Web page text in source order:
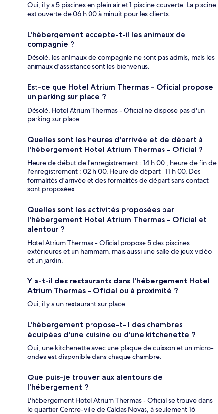
Oui, il y a 5 piscines en plein air et 1 piscine couverte. La piscine
est ouverte de 06 h 00 à minuit pour les clients.
L'hébergement accepte-t-il les animaux de
compagnie ?
Désolé, les animaux de compagnie ne sont pas admis, mais les
animaux d'assistance sont les bienvenus.
Est-ce que Hotel Atrium Thermas - Oficial propose
un parking sur place ?
Désolé, Hotel Atrium Thermas - Oficial ne dispose pas d'un
parking sur place.
Quelles sont les heures d'arrivée et de départ à
l'hébergement Hotel Atrium Thermas - Oficial ?
Heure de début de l'enregistrement : 14 h 00 ; heure de fin de
l'enregistrement : 02 h 00. Heure de départ : 11 h 00. Des
formalités d'arrivée et des formalités de départ sans contact
sont proposées.
Quelles sont les activités proposées par
l'hébergement Hotel Atrium Thermas - Oficial et
alentour ?
Hotel Atrium Thermas - Oficial propose 5 des piscines
extérieures et un hammam, mais aussi une salle de jeux vidéo
et un jardin.
Y a-t-il des restaurants dans l'hébergement Hotel
Atrium Thermas - Oficial ou à proximité ?
Oui, il y a un restaurant sur place.
L'hébergement propose-t-il des chambres
équipées d'une cuisine ou d'une kitchenette ?
Oui, une kitchenette avec une plaque de cuisson et un micro-
ondes est disponible dans chaque chambre.
Que puis-je trouver aux alentours de
l'hébergement ?
L'hébergement Hotel Atrium Thermas - Oficial se trouve dans
le quartier Centre-ville de Caldas Novas, à seulement 16